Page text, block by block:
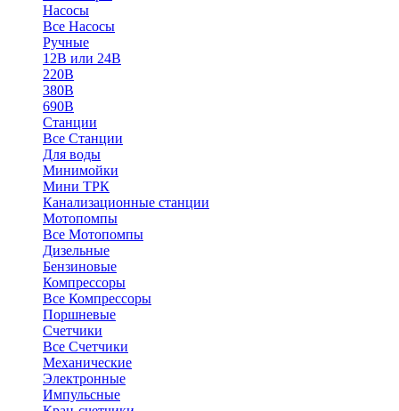
Насосы
Все Насосы
Ручные
12В или 24В
220В
380В
690В
Станции
Все Станции
Для воды
Минимойки
Мини ТРК
Канализационные станции
Мотопомпы
Все Мотопомпы
Дизельные
Бензиновые
Компрессоры
Все Компрессоры
Поршневые
Счетчики
Все Счетчики
Механические
Электронные
Импульсные